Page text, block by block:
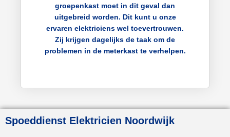
groepenkast moet in dit geval dan
uitgebreid worden. Dit kunt u onze
ervaren elektriciens wel toevertrouwen.
Zij krijgen dagelijks de taak om de
problemen in de meterkast te verhelpen.
Spoeddienst Elektricien Noordwijk